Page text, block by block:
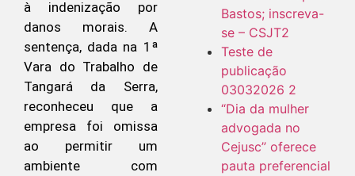
à indenização por
danos morais. A
sentença, dada na 1ª
Vara do Trabalho de
Tangará da Serra,
reconheceu que a
empresa foi omissa
ao permitir um
ambiente com
Bastos; inscreva-
se – CSJT2
Teste de
publicação
03032026 2
“Dia da mulher
advogada no
Cejusc” oferece
pauta preferencial